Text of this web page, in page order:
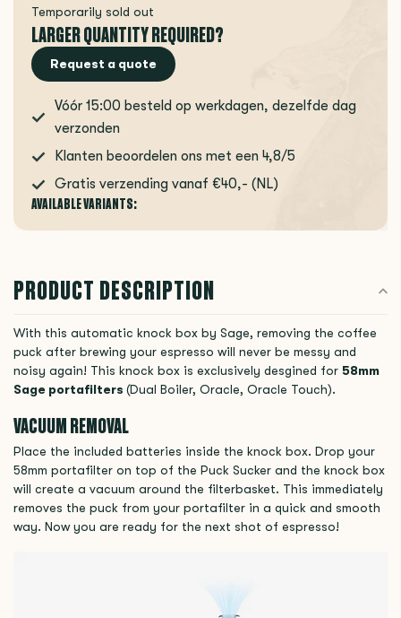
Temporarily sold out
LARGER QUANTITY REQUIRED?
Request a quote
Vóór 15:00 besteld op werkdagen, dezelfde dag
verzonden
Klanten beoordelen ons met een 4,8/5
Gratis verzending vanaf €40,- (NL)
AVAILABLE VARIANTS:
PRODUCT DESCRIPTION
With this automatic knock box by Sage, removing the coffee
puck after brewing your espresso will never be messy and
noisy again! This knock box is exclusively desgined for 58mm
Sage portafilters (Dual Boiler, Oracle, Oracle Touch).
VACUUM REMOVAL
Place the included batteries inside the knock box. Drop your
58mm portafilter on top of the Puck Sucker and the knock box
will create a vacuum around the filterbasket. This immediately
removes the puck from your portafilter in a quick and smooth
way. Now you are ready for the next shot of espresso!